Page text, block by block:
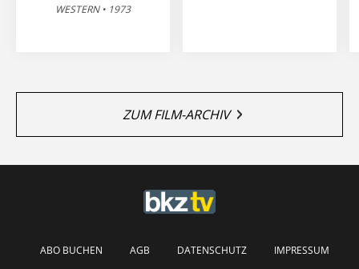
WESTERN • 1973
ZUM FILM-ARCHIV
ABO BUCHEN AGB DATENSCHUTZ IMPRESSUM